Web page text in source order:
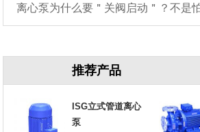
离心泵为什么要＂关阀启动＂？不是
推荐产品
ISG立式管道离心
泵